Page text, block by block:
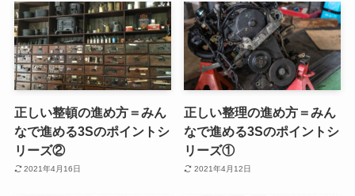
正しい整頓の進め方＝みん
なで進める3Sのポイントシ
リーズ②
2021年4月16日
正しい整理の進め方＝みん
なで進める3Sのポイントシ
リーズ①
2021年4月12日